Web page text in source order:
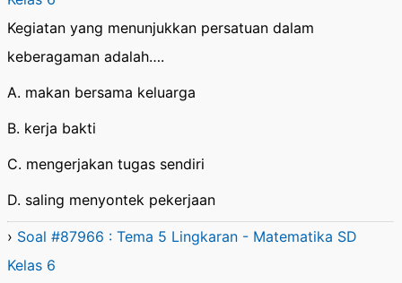
Kegiatan yang menunjukkan persatuan dalam
keberagaman adalah….
A. makan bersama keluarga
B. kerja bakti
C. mengerjakan tugas sendiri
D. saling menyontek pekerjaan
› Soal #87966 : Tema 5 Lingkaran - Matematika SD
Kelas 6